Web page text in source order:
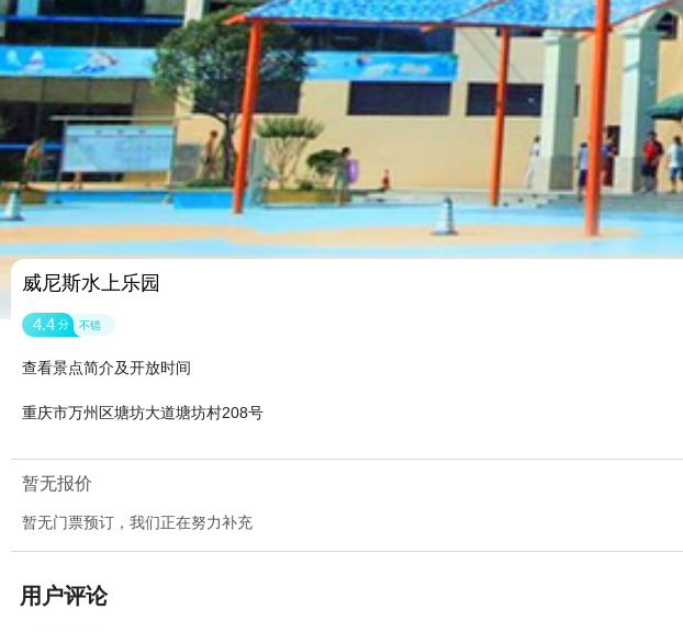
威尼斯水上乐园
4.4 分 不错
查看景点简介及开放时间
重庆市万州区塘坊大道塘坊村208号
暂无报价
暂无门票预订，我们正在努力补充
用户评论